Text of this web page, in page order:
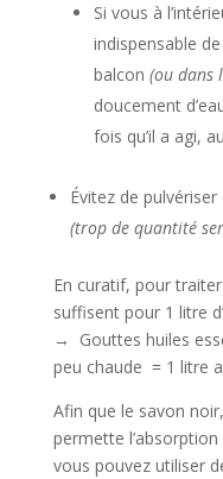
Si vous à
indispensable
balcon (ou dans
doucement
fois qu’il a agi,
Évitez de
(trop de quantité
En curatif, pour
suffisent pour 1 litre
→ Gouttes huiles
peu chaude = 1 litre
Afin que le savon
permette
vous pouvez utiliser